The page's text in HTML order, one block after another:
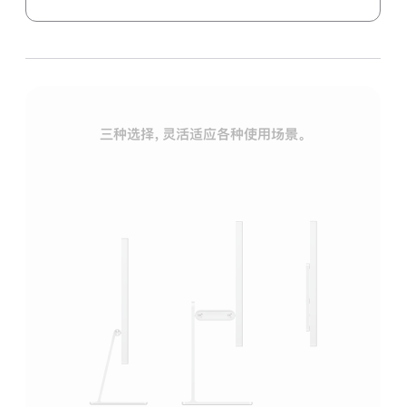
三种选择，灵活适应各种使用场景。